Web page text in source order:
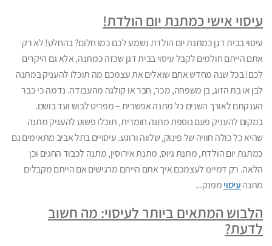
עיסוי אישי כמתנת יום הולדת!
עיסוי בבית דגן כמתנת יום הולדת נשמע לכם כמו חלום? בהחלט! לא רק
אתם הייתם חולמים לקבל עיסוי בבית דגן שכזה כמתנה, אלא גם היקרים
לכם! בכל שנה מחדש אתם שואלים את עצמכם מה תוכלו להעניק במתנה
לבן או בת הזוג, בן משפחה, מכר, חבר או קולגה מהעבודה. נדמה כי כבר
הענקתם לאורך השנים כל מתנה אפשרית – מפריט לבוש ועד בושם.
במקום להעניק פעם נוספת מתנה חומרית, תוכלו פשוט להעניק מתנה
שהיא כל כולה חוויה של פינוק, שלווה ורוגע. עיסויים בתל אביב מתאימים גם
כמתנת יום הולדת, מתנת גיוס, מתנת אירוסין, מתנה לכבוד החגים וכן
הלאה. רק דמיינו לעצמכם איך אתם הייתם מרגישים אם הייתם מקבלים
מתנה עיסוי מפנק...
הלבוש המתאים ביותר לעיסוי: מה חשוב
לדעת?